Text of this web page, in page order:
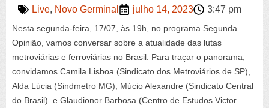
Live, Novo Germinal julho 14, 2023 3:47 pm
Nesta segunda-feira, 17/07, às 19h, no programa Segunda
Opinião, vamos conversar sobre a atualidade das lutas
metroviárias e ferroviárias no Brasil. Para traçar o panorama,
convidamos Camila Lisboa (Sindicato dos Metroviários de SP),
Alda Lúcia (Sindmetro MG), Múcio Alexandre (Sindicato Central
do Brasil). e Glaudionor Barbosa (Centro de Estudos Victor